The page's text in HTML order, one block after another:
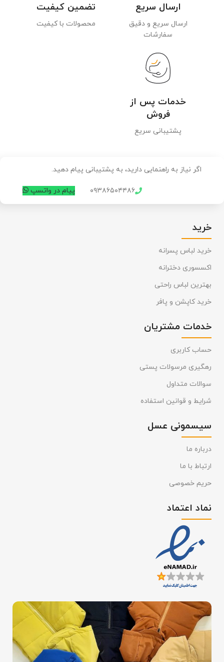
ارسال سریع
ارسال سریع و دقیق
سفارشات
تضمین کیفیت
محصولات با کیفیت
خدمات پس از
فروش
پشتیبانی سریع
اگر نیاز به راهنمایی دارید، به پشتیبانی پیام دهید.
۰۹۳۸۶۵۰۴۴۸۶ پیام در واتسپ
خرید
خرید لباس پسرانه
اکسسوری دخترانه
بهترین لباس راحتی
خرید کاپشن و پافر
خدمات مشتریان
حساب کاربری
رهگیری مرسولات پستی
سوالات متداول
شرایط و قوانین استفاده
سیسمونی عسل
درباره ما
ارتباط با ما
حریم خصوصی
نماد اعتماد